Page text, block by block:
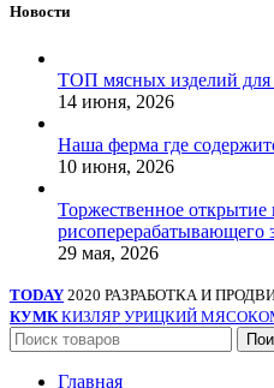
Новости
ТОП мясных изделий для
14 июня, 2026
Наша ферма где
10 июня, 2026
Торжественное открытие
рисоперерабатывающего
29 мая, 2026
TODAY 2020 РАЗРАБОТКА И
КУМККИЗЛЯР УРИЦКИЙ
Главная